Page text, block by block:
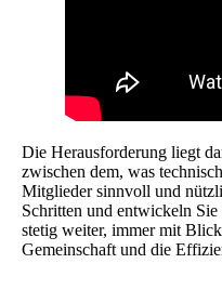
Die Herausforderung liegt
zwischen dem, was
Mitglieder sinnvoll und
Schritten und entwickeln
stetig weiter, immer mit
Gemeinschaft und die